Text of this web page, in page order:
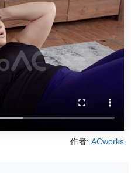
作者: ACworks